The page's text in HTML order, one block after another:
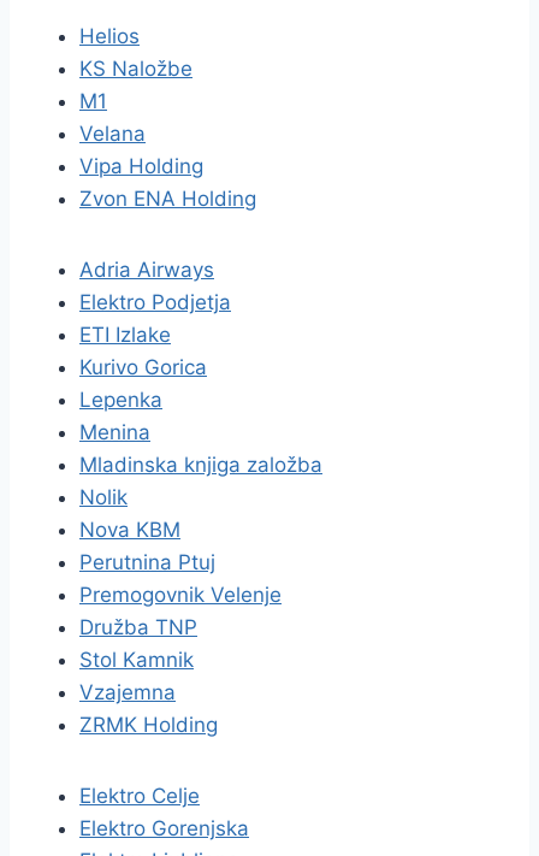
Helios
KS Naložbe
M1
Velana
Vipa Holding
Zvon ENA Holding
Adria Airways
Elektro Podjetja
ETI Izlake
Kurivo Gorica
Lepenka
Menina
Mladinska knjiga založba
Nolik
Nova KBM
Perutnina Ptuj
Premogovnik Velenje
Družba TNP
Stol Kamnik
Vzajemna
ZRMK Holding
Elektro Celje
Elektro Gorenjska